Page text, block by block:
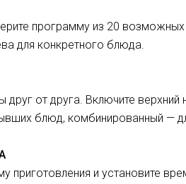
программу из 20
для конкретного блюда.
от друга. Включите
блюд, комбинированный —
и установите